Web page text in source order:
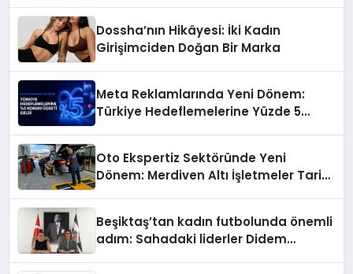
Dossha’nın Hikâyesi: İki Kadın
Girişimciden Doğan Bir Marka
Meta Reklamlarında Yeni Dönem:
Türkiye Hedeflemelerine Yüzde 5
Oto Ekspertiz Sektöründe Yeni
Dönem: Merdiven Altı İşletmeler Tarih
Beşiktaş’tan kadın futbolunda önemli
adım: Sahadaki liderler Didem